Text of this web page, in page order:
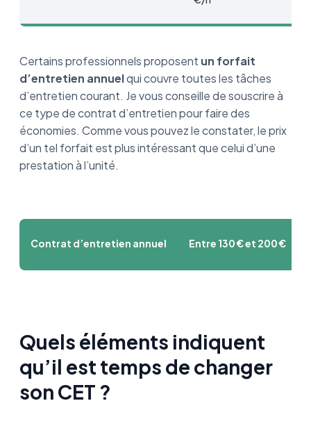
Certains professionnels proposent un forfait
d’entretien annuelqui couvre toutes les tâches
d’entretien courant. Je vous conseille de souscrire à
ce type de contrat d’entretien pour faire des
économies. Comme vous pouvez le constater, le prix
d’un tel forfait est plus intéressant que celui d’une
prestation à l’unité.
Contrat d’entretien annuel Entre 130 € et 200 €
Quels éléments indiquent
qu’il est temps de changer
son CET ?